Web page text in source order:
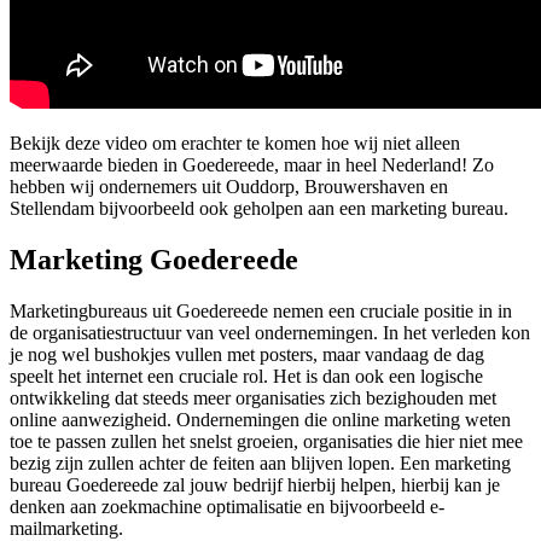
Bekijk deze video om erachter te komen hoe wij niet alleen
meerwaarde bieden in Goedereede, maar in heel Nederland! Zo
hebben wij ondernemers uit Ouddorp, Brouwershaven en
Stellendam bijvoorbeeld ook geholpen aan een marketing bureau.
Marketing Goedereede
Marketingbureaus uit Goedereede nemen een cruciale positie in in
de organisatiestructuur van veel ondernemingen. In het verleden kon
je nog wel bushokjes vullen met posters, maar vandaag de dag
speelt het internet een cruciale rol. Het is dan ook een logische
ontwikkeling dat steeds meer organisaties zich bezighouden met
online aanwezigheid. Ondernemingen die online marketing weten
toe te passen zullen het snelst groeien, organisaties die hier niet mee
bezig zijn zullen achter de feiten aan blijven lopen. Een marketing
bureau Goedereede zal jouw bedrijf hierbij helpen, hierbij kan je
denken aan zoekmachine optimalisatie en bijvoorbeeld e-
mailmarketing.